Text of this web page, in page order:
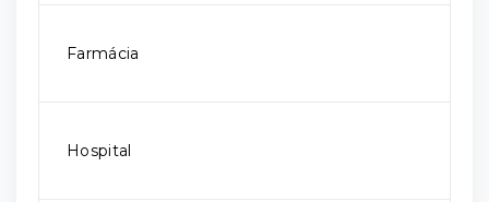
Farmácia
Hospital